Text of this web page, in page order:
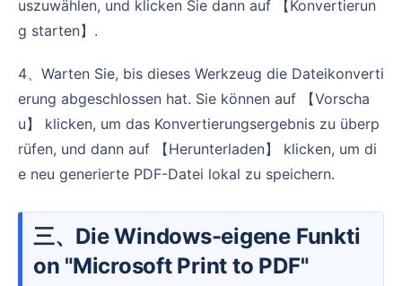
uszuwählen, und klicken Sie dann auf 【Konvertierun
g starten】.
4、Warten Sie, bis dieses Werkzeug die Dateikonverti
erung abgeschlossen hat. Sie können auf 【Vorscha
u】 klicken, um das Konvertierungsergebnis zu überp
rüfen, und dann auf 【Herunterladen】 klicken, um di
e neu generierte PDF-Datei lokal zu speichern.
三、Die Windows-eigene Funkti
on "Microsoft Print to PDF"